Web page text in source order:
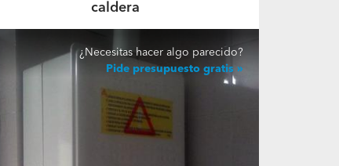
caldera
¿Necesitas hacer algo parecido?
Pide presupuesto gratis